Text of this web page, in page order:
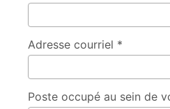
Adresse courriel *
Poste occupé au sein de